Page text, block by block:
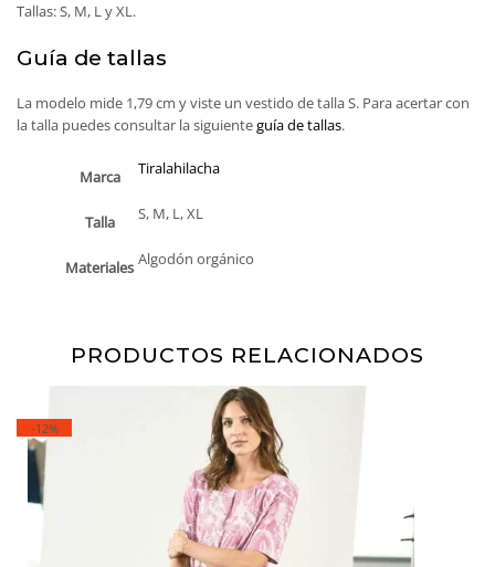
Tallas: S, M, L y XL.
Guía de tallas
La modelo mide 1,79 cm y viste un vestido de talla S. Para acertar con
la talla puedes consultar la siguienteguía de tallas.
Marca Tiralahilacha
Talla S, M, L, XL
Materiales Algodón orgánico
PRODUCTOS RELACIONADOS
-12%